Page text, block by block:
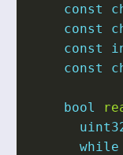
const
const
const
const
bool
while